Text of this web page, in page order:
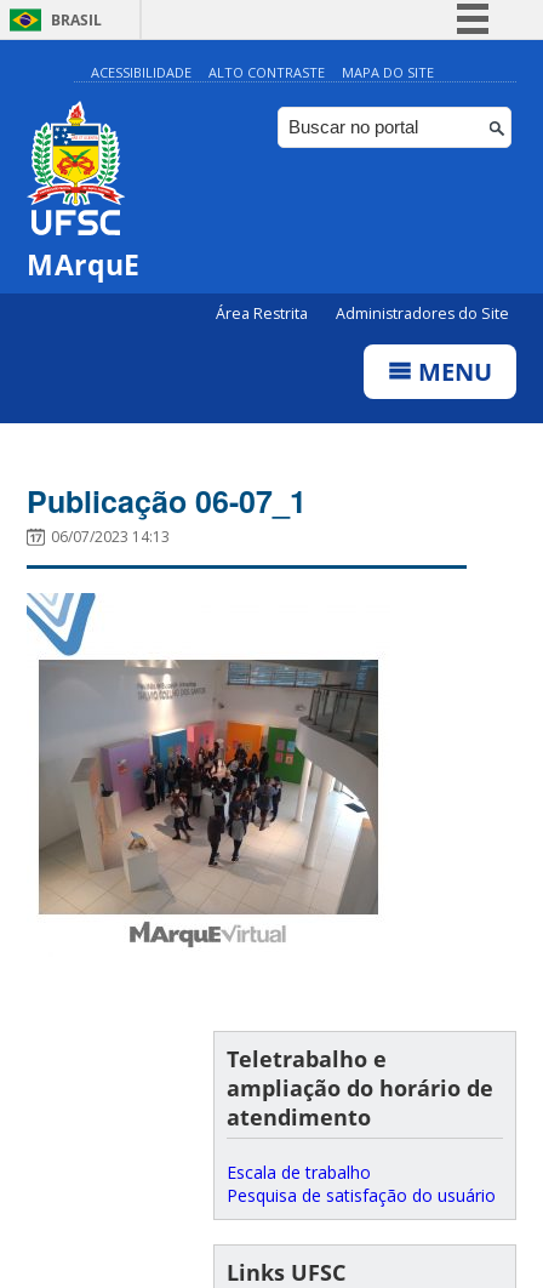
BRASIL
Simplifique!
Comunica BR
Participe
ACESSIBILIDADE ALTO CONTRASTE MAPA DO SITE
MArquE
Área Restrita Administradores do Site
MENU
Publicação 06-07_1
06/07/2023 14:13
Teletrabalho e
ampliação do horário de
atendimento
Escala de trabalho
Pesquisa de satisfação do usuário
Links UFSC